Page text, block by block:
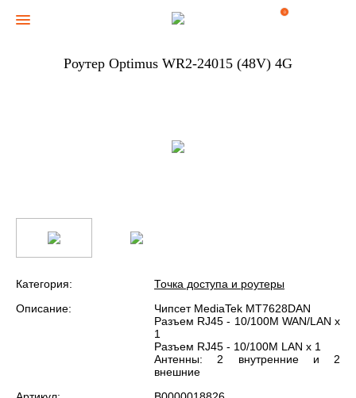
0
Роутер Optimus WR2-24015 (48V) 4G
Категория:
Точка доступа и роутеры
Описание:
Чипсет MediaTek MT7628DAN
Разъем RJ45 - 10/100M WAN/LAN х
1
Разъем RJ45 - 10/100M LAN х 1
Антенны: 2 внутренние и 2
внешние